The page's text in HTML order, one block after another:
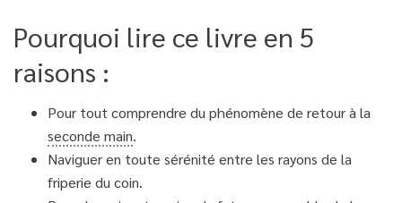
Pourquoi lire ce livre en 5
raisons :
Pour tout comprendre du phénomène de retour à la
seconde main.
Naviguer en toute sérénité entre les rayons de la
friperie du coin.